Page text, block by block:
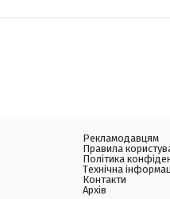
Рекламодавцям
Правила
Політика
Технічна
Контакти
Архів